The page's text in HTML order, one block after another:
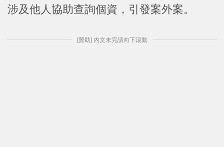
涉及他人協助查詢個資，引發案外案。
[贊助] 內文未完請向下滾動